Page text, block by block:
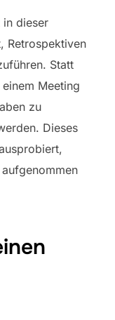
in dieser
Retrospektiven
Statt
Meeting
zu
Dieses